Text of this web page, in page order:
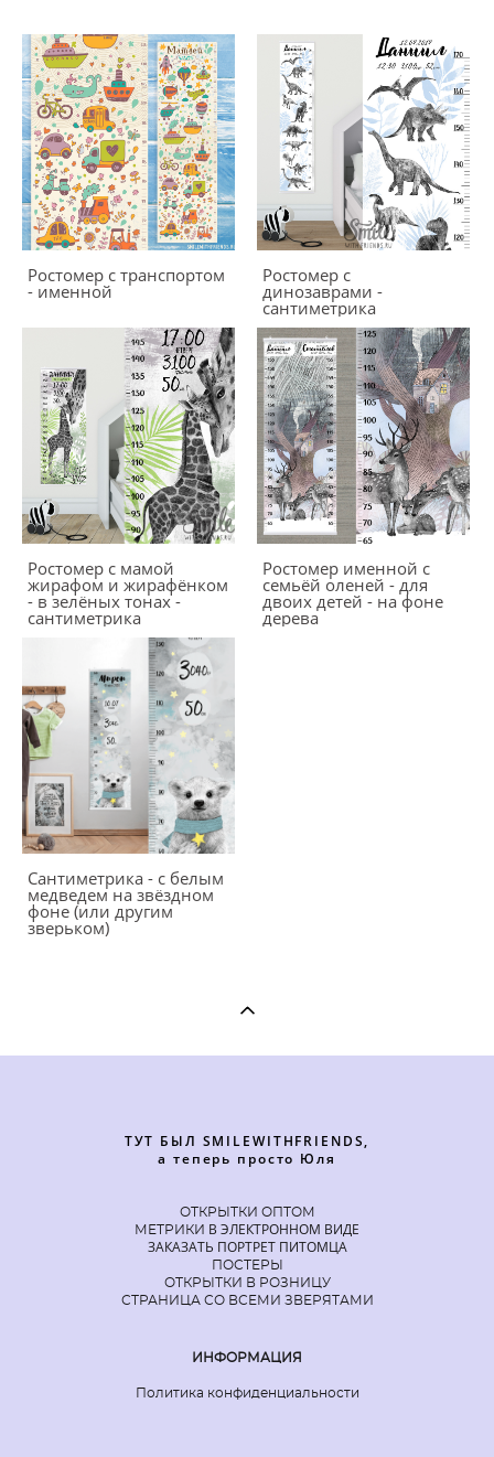
Ростомер с транспортом
- именной
Ростомер с
динозаврами -
сантиметрика
Ростомер с мамой
жирафом и жирафёнком
- в зелёных тонах -
сантиметрика
Ростомер именной с
семьёй оленей - для
двоих детей - на фоне
дерева
Сантиметрика - с белым
медведем на звёздном
фоне (или другим
зверьком)
ТУТ БЫЛ SMILEWITHFRIENDS,
а теперь просто Юля
ОТКРЫТКИ ОПТОМ
МЕТРИКИ В ЭЛЕКТРОННОМ ВИДЕ
ЗАКАЗАТЬ ПОРТРЕТ ПИТОМЦА
ПОСТЕРЫ
ОТКРЫТКИ В РОЗНИЦУ
СТРАНИЦА СО ВСЕМИ ЗВЕРЯТАМИ
ИНФОРМАЦИЯ
Политика конфиденциальности